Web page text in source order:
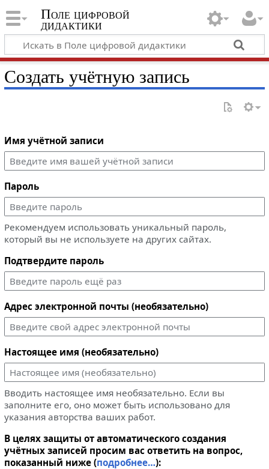
Поле цифровой
дидактики
Создать учётную запись
Имя учётной записи
Пароль
Рекомендуем использовать уникальный пароль,
который вы не используете на других сайтах.
Подтвердите пароль
Адрес электронной почты (необязательно)
Настоящее имя (необязательно)
Вводить настоящее имя необязательно. Если вы
заполните его, оно может быть использовано для
указания авторства ваших работ.
В целях защиты от автоматического создания
учётных записей просим вас ответить на вопрос,
показанный ниже (подробнее…):